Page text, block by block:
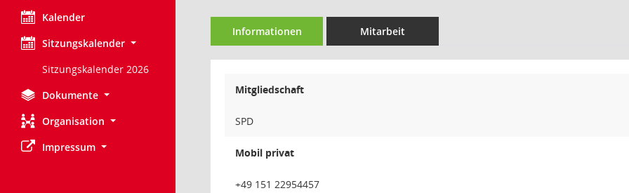
Kalender
Sitzungskalender
Sitzungskalender 2026
Dokumente
Organisation
Impressum
Informationen Mitarbeit
Mitgliedschaft
SPD
Mobil privat
+49 151 22954457